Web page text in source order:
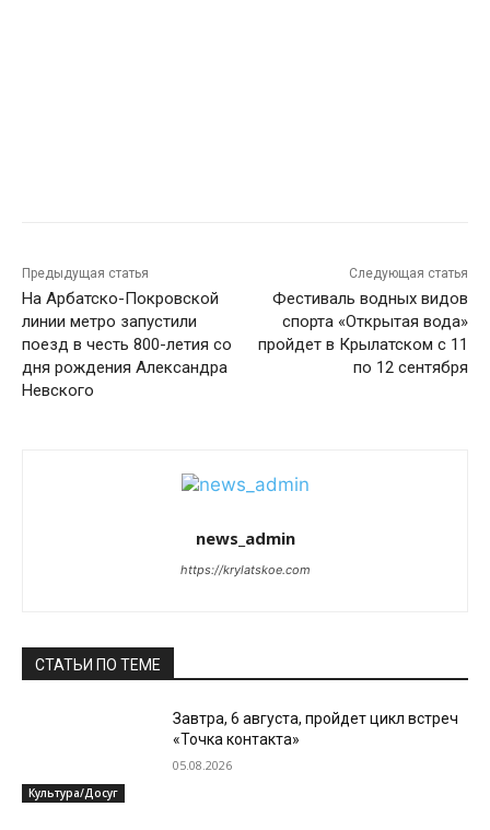
Предыдущая статья
На Арбатско-Покровской
линии метро запустили
поезд в честь 800-летия со
дня рождения Александра
Невского
Следующая статья
Фестиваль водных видов
спорта «Открытая вода»
пройдет в Крылатском с 11
по 12 сентября
news_admin
https://krylatskoe.com
СТАТЬИ ПО ТЕМЕ
Культура/Досуг
Завтра, 6 августа, пройдет цикл встреч
«Точка контакта»
05.08.2026